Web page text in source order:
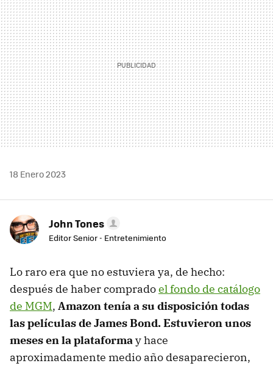
18 Enero 2023
John Tones
Editor Senior - Entretenimiento
Lo raro era que no estuviera ya, de hecho:
después de haber compradoel fondo de catálogo
de MGM, Amazon tenía a su disposición todas
las películas de James Bond. Estuvieron unos
meses en la plataformay hace
aproximadamente medio año desaparecieron,